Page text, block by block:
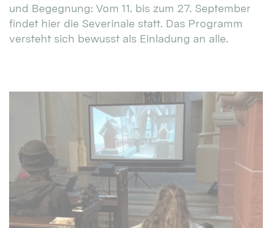
und Begegnung: Vom 11. bis zum 27. September
findet hier die Severinale statt. Das Programm
versteht sich bewusst als Einladung an alle.